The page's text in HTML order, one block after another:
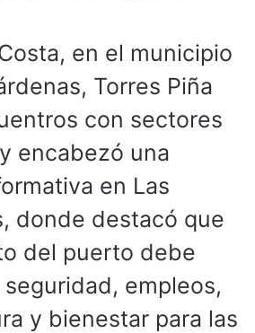
en el municipio
Torres Piña
con sectores
encabezó una
en Las
donde destacó que
del puerto debe
empleos,
y bienestar para las